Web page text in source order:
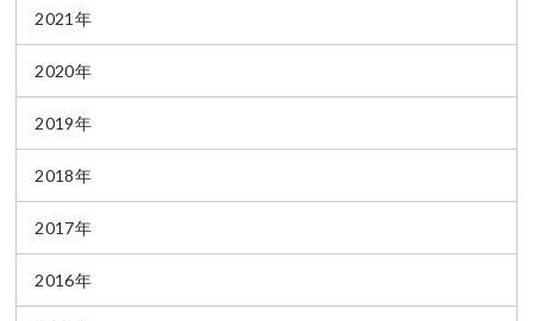
2021年
2020年
2019年
2018年
2017年
2016年